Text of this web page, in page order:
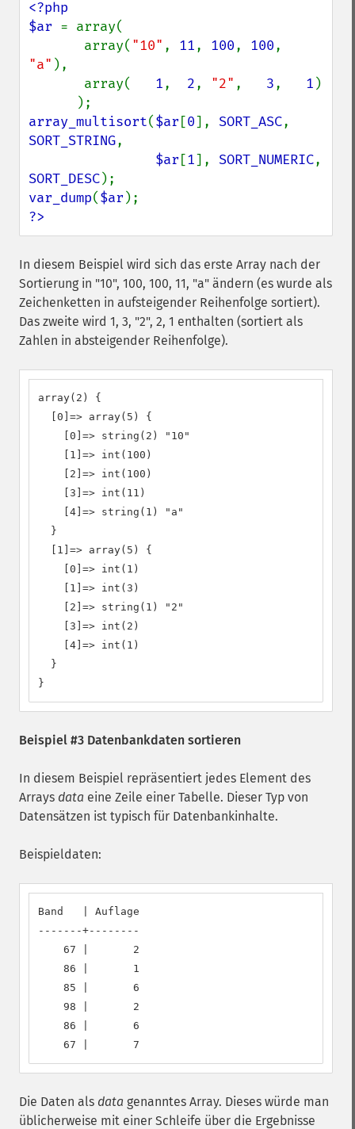
<?php
$ar = array(
       array(
"10" , 11, 100, 100
"a" ),
       array(
1, 2, "2" , 3, 1 )
array_multisort($ar [0], SORT_ASC
SORT_STRING,
$ar [1], SORT_NUMERIC
SORT_DESC
var_dump($ar
?>
In diesem Beispiel wird sich das erste Array nach der
Sortierung in "10", 100, 100, 11, "a" ändern (es wurde als
Zeichenketten in aufsteigender Reihenfolge sortiert).
Das zweite wird 1, 3, "2", 2, 1 enthalten (sortiert als
Zahlen in absteigender Reihenfolge).
array(2) {
  [0]=> array(5) {
    [0]=> string(2) "10"
    [1]=> int(100)
    [2]=> int(100)
    [3]=> int(11)
    [4]=> string(1) "a"
  }
  [1]=> array(5) {
    [0]=> int(1)
    [1]=> int(3)
    [2]=> string(1) "2"
    [3]=> int(2)
    [4]=> int(1)
  }
}
Beispiel #3 Datenbankdaten sortieren
In diesem Beispiel repräsentiert jedes Element des
Arrays data eine Zeile einer Tabelle. Dieser Typ von
Datensätzen ist typisch für Datenbankinhalte.
Beispieldaten:
Band   | Auflage
-------+--------
    67 |       2
    86 |       1
    85 |       6
    98 |       2
    86 |       6
    67 |       7
Die Daten als data genanntes Array. Dieses würde man
üblicherweise mit einer Schleife über die Ergebnisse